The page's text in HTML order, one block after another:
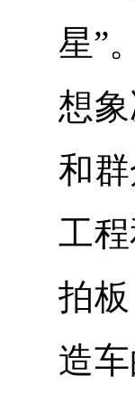
星”
想
和
工
拍
造